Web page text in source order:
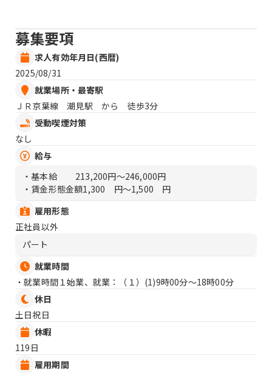
募集要項
求人有効年月日(西暦)
2025/08/31
就業場所・最寄駅
ＪＲ京葉線 潮見駅 から 徒歩3分
受動喫煙対策
なし
給与
・基本給
213,200円〜246,000円
・賃金形態金額1,300 円〜1,500 円
雇用形態
正社員以外
パート
就業時間
・就業時間１始業、就業：（１） (1)9時00分〜18時00分
休日
土日祝日
休暇
119日
雇用期間